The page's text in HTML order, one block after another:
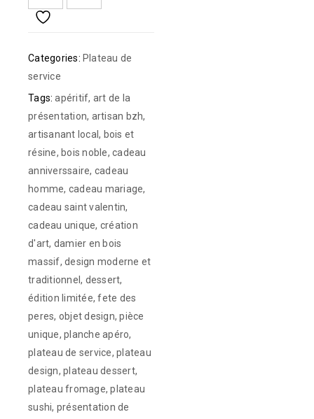
Categories: Plateau de
service
Tags: apéritif, art de la
présentation, artisan bzh,
artisanant local , bois et
résine, bois noble, cadeau
anniverssaire, cadeau
homme, cadeau mariage,
cadeau saint valentin,
cadeau unique, création
d'art, damier en bois
massif, design moderne et
traditionnel , dessert,
édition limitée,fete des
peres, objet design,pièce
unique, planche apéro,
plateau de service, plateau
design, plateau dessert,
plateau fromage,plateau
sushi, présentation de